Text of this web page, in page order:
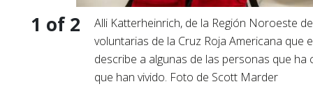
1 of2
Alli Katterheinrich, de la Región Noroeste
voluntarias de la Cruz Roja Americana que
describe a algunas de las personas que
que han vivido. Foto de Scott Marder